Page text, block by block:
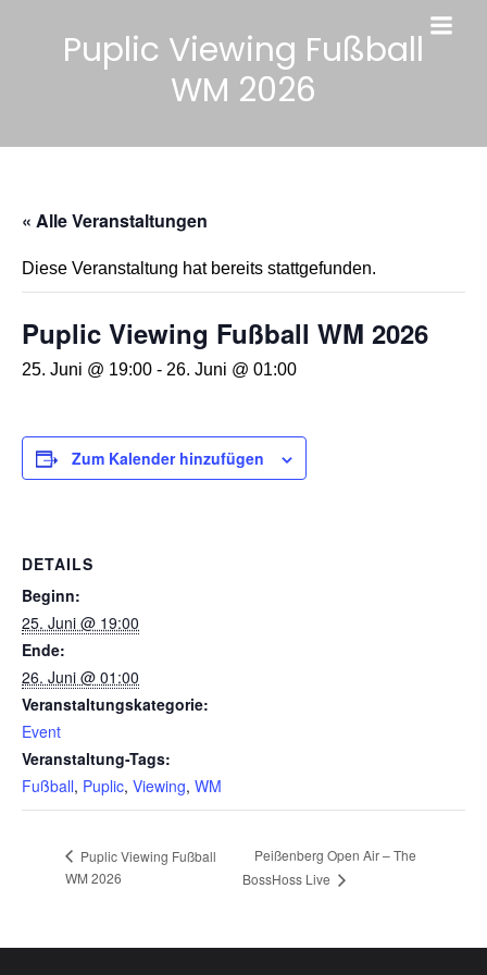
Puplic Viewing Fußball
WM 2026
« Alle Veranstaltungen
Diese Veranstaltung hat bereits stattgefunden.
Puplic Viewing Fußball WM 2026
25. Juni @ 19:00 - 26. Juni @ 01:00
Zum Kalender hinzufügen
DETAILS
Beginn:
25. Juni @ 19:00
Ende:
26. Juni @ 01:00
Veranstaltungskategorie:
Event
Veranstaltung-Tags:
Fußball, Puplic, Viewing, WM
Puplic Viewing Fußball
WM 2026
Peißenberg Open Air – The
BossHoss Live